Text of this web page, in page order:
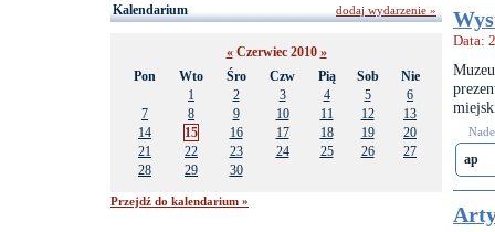
Data:
ap
Kalendarium
«Czerwiec 2010 »
Pon
Wto Śro Czw Pią Sob
Nie
1
2 3 4 5
6
7
8 9 10 11 12
13
14
15 16 17 18 19
20
21
22 23 24 25 26
27
28
29 30
Przejdź do kalendarium »
dodaj wydarzenie »